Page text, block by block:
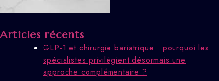
Articles récents
GLP-1 et chirurgie bariatrique : pourquoi les
spécialistes privilégient désormais une
approche complémentaire ?